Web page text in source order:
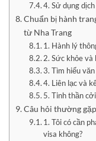
4. Sử dụng
Chuẩn bị hành
từ Nha Trang
1. Hành lý
2. Sức khỏe và
3. Tìm hiểu
4. Liên lạc và
5. Tinh thần
Câu hỏi thường
1. Tôi có cần
visa không?